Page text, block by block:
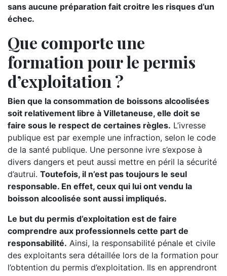
sans aucune préparation fait croitre les risques d’un
échec.
Que comporte une
formation pour le permis
d’exploitation ?
Bien que la consommation de boissons alcoolisées
soit relativement libre à Villetaneuse, elle doit se
faire sous le respect de certaines règles. L’ivresse
publique est par exemple une infraction, selon le code
de la santé publique. Une personne ivre s’expose à
divers dangers et peut aussi mettre en péril la sécurité
d’autrui. Toutefois, il n’est pas toujours le seul
responsable. En effet, ceux qui lui ont vendu la
boisson alcoolisée sont aussi impliqués.
Le but du permis d’exploitation est de faire
comprendre aux professionnels cette part de
responsabilité. Ainsi, la responsabilité pénale et civile
des exploitants sera détaillée lors de la formation pour
l’obtention du permis d’exploitation. Ils en apprendront